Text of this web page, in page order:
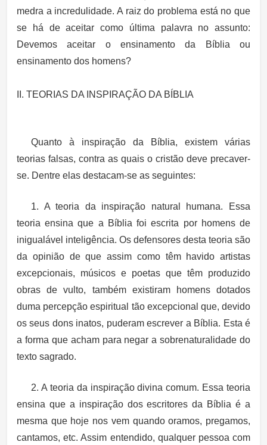
medra a incredulidade. A raiz do problema está no que
se há de aceitar como última palavra no assunto:
Devemos aceitar o ensinamento da Bíblia ou
ensinamento dos homens?
II. TEORIAS DA INSPIRAÇÃO DA BÍBLIA
Quanto à inspiração da Bíblia, existem várias
teorias falsas, contra as quais o cristão deve precaver-
se. Dentre elas destacam-se as seguintes:
1. A teoria da inspiração natural humana. Essa
teoria ensina que a Bíblia foi escrita por homens de
inigualável inteligência. Os defensores desta teoria são
da opinião de que assim como têm havido artistas
excepcionais, músicos e poetas que têm produzido
obras de vulto, também existiram homens dotados
duma percepção espiritual tão excepcional que, devido
os seus dons inatos, puderam escrever a Bíblia. Esta é
a forma que acham para negar a sobrenaturalidade do
texto sagrado.
2. A teoria da inspiração divina comum. Essa teoria
ensina que a inspiração dos escritores da Bíblia é a
mesma que hoje nos vem quando oramos, pregamos,
cantamos, etc. Assim entendido, qualquer pessoa com